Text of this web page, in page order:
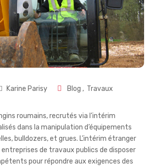
Karine Parisy Blog , Travaux
roumains, recrutés via l’intérim
dans la manipulation d’équipements
bulldozers, et grues. L’intérim étranger
de travaux publics de disposer
pour répondre aux exigences des